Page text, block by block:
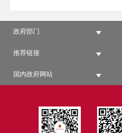
政府部门
推荐链接
国内政府网站